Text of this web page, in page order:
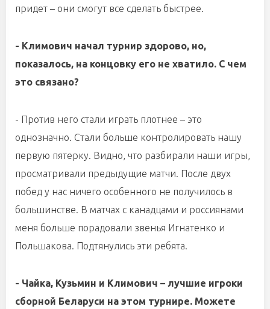
придет – они смогут все сделать быстрее.
- Климович начал турнир здорово, но,
показалось, на концовку его не хватило. С чем
это связано?
- Против него стали играть плотнее – это
однозначно. Стали больше контролировать нашу
первую пятерку. Видно, что разбирали наши игры,
просматривали предыдущие матчи. После двух
побед у нас ничего особенного не получилось в
большинстве. В матчах с канадцами и россиянами
меня больше порадовали звенья Игнатенко и
Польшакова. Подтянулись эти ребята.
- Чайка, Кузьмин и Климович – лучшие игроки
сборной Беларуси на этом турнире. Можете